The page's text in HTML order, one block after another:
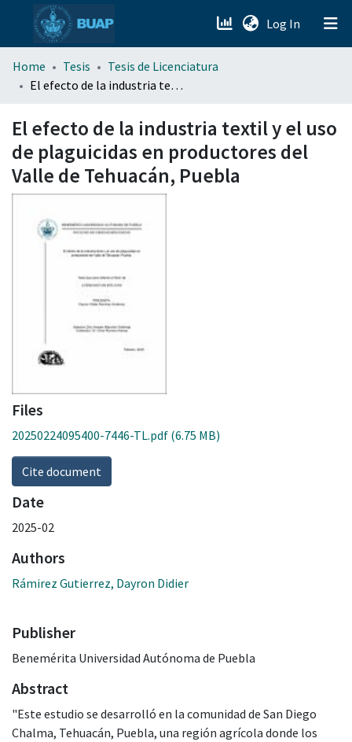
Log In (current)
menu.section.about_menu
Home Tesis
Tesis de Licenciatura
El efecto de la industria textil y el uso de plaguicidas en productores del Valle de Tehuacán, Puebla
El efecto de la industria textil y el uso
de plaguicidas en productores del
Valle de Tehuacán, Puebla
Files
20250224095400-7446-TL.pdf (6.75 MB)
Cite document
Date
2025-02
Authors
Rámirez Gutierrez, Dayron Didier
Publisher
Benemérita Universidad Autónoma de Puebla
Abstract
"Este estudio se desarrolló en la comunidad de San Diego
Chalma, Tehuacán, Puebla, una región agrícola donde los